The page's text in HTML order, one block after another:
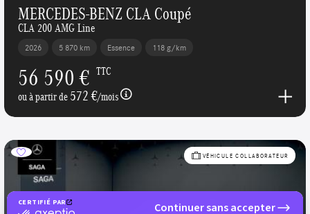
CERTIFIÉ PAR
certifié
Continuer sans accepter
MERCEDES-BENZ CLA Coupé
CLA 200 AMG Line
2026 5 870 km Essence 118 g/km
56 590 € TTC
ou à partir de572 €/mois
VÉHICULE COLLABORATEUR